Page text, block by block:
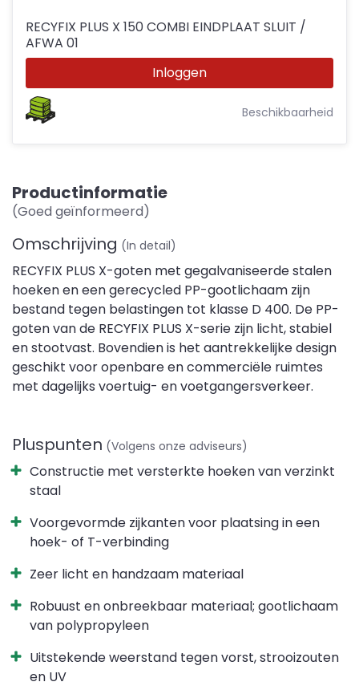
RECYFIX PLUS X 150 COMBI EINDPLAAT SLUIT /
AFWA 01
Inloggen
Beschikbaarheid
Productinformatie
(Goed geïnformeerd)
Omschrijving (In detail)
RECYFIX PLUS X-goten met gegalvaniseerde stalen
hoeken en een gerecycled PP-gootlichaam zijn
bestand tegen belastingen tot klasse D 400. De PP-
goten van de RECYFIX PLUS X-serie zijn licht, stabiel
en stootvast. Bovendien is het aantrekkelijke design
geschikt voor openbare en commerciële ruimtes
met dagelijks voertuig- en voetgangersverkeer.
Pluspunten (Volgens onze adviseurs)
Constructie met versterkte hoeken van verzinkt
staal
Voorgevormde zijkanten voor plaatsing in een
hoek- of T-verbinding
Zeer licht en handzaam materiaal
Robuust en onbreekbaar materiaal; gootlichaam
van polypropyleen
Uitstekende weerstand tegen vorst, strooizouten
en UV